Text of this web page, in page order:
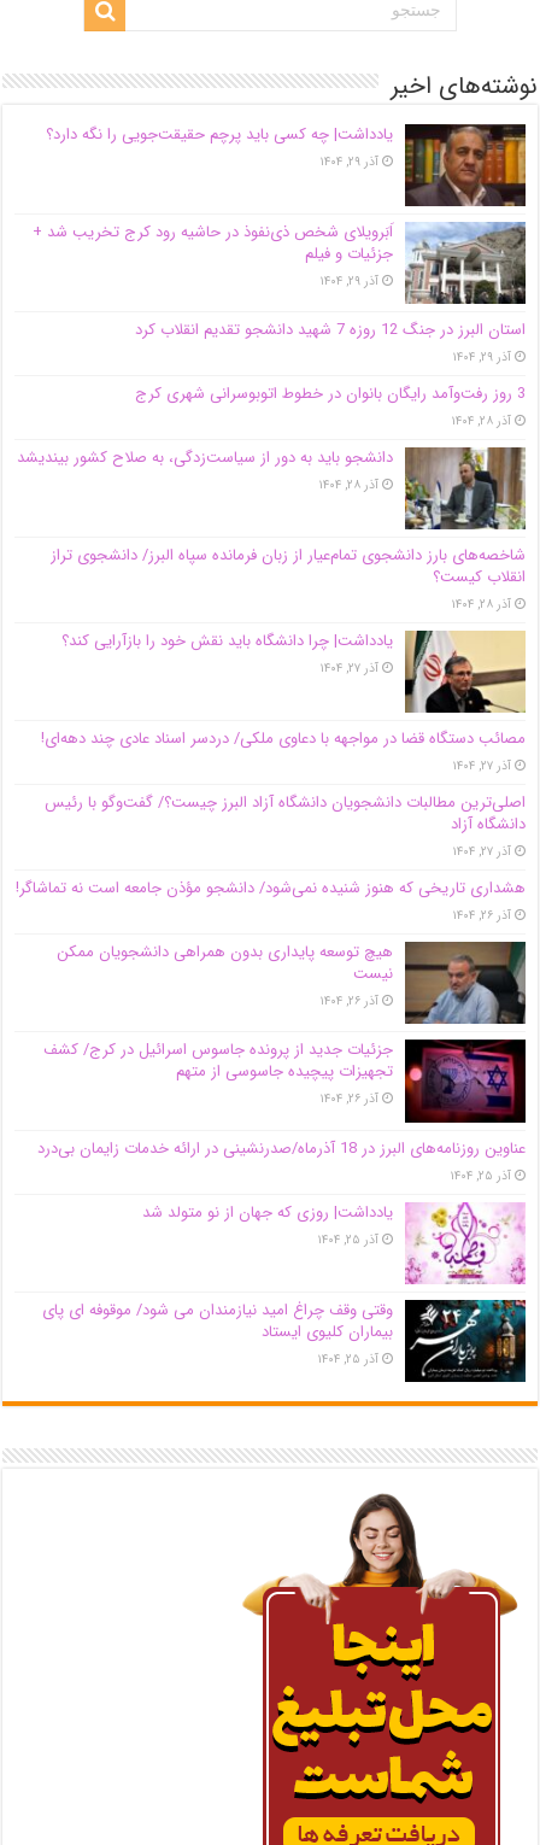
نوشته‌های اخیر
یادداشت| ‌چه کسی باید پرچم حقیقت‌جویی را نگه دارد؟
آذر ۲۹, ۱۴۰۴
اَبَر‌ویلای شخص ذی‌نفوذ در حاشیه‌ رود کرج تخریب شد +
جزئیات و فیلم
آذر ۲۹, ۱۴۰۴
استان البرز در جنگ 12 روزه 7 شهید دانشجو تقدیم انقلاب کرد
آذر ۲۹, ۱۴۰۴
3 روز رفت‌وآمد رایگان بانوان در خطوط اتوبوسرانی شهری کرج
آذر ۲۸, ۱۴۰۴
دانشجو باید به دور از سیاست‌زدگی، به صلاح کشور بیندیشد
آذر ۲۸, ۱۴۰۴
شاخصه‌های بارز دانشجوی تمام‌عیار از زبان فرمانده سپاه البرز/ دانشجوی تراز
انقلاب کیست؟
آذر ۲۸, ۱۴۰۴
یادداشت| چرا دانشگاه باید نقش خود را بازآرایی کند؟
آذر ۲۷, ۱۴۰۴
مصائب دستگاه قضا در مواجهه با دعاوی ملکی/ دردسر اسناد عادی چند‌ دهه‌ای!
آذر ۲۷, ۱۴۰۴
اصلی‌ترین مطالبات دانشجویان دانشگاه آزاد البرز چیست؟/ گفت‌وگو با رئیس
دانشگاه آز‌اد
آذر ۲۷, ۱۴۰۴
هشداری تاریخی که هنوز شنیده نمی‌شود/ دانشجو مؤذن جامعه است نه تماشاگر!
آذر ۲۶, ۱۴۰۴
هیچ توسعه پایداری بدون همراهی دانشجویان ممکن
نیست
آذر ۲۶, ۱۴۰۴
جزئیات جدید از پرونده جاسوس اسرائیل در کرج/‌ کشف
تجهیزات پیچیده جاسوسی از متهم
آذر ۲۶, ۱۴۰۴
عناوین روزنامه‌های البرز در ‌18 آذرماه/صدرنشینی در ارائه خدمات زایمان بی‌درد
آذر ۲۵, ۱۴۰۴
یادداشت| روزی که جهان از نو متولد شد
آذر ۲۵, ۱۴۰۴
وقتی وقف چراغ امید نیازمندان می شود/ موقوفه ای پای
بیماران کلیوی ایستاد
آذر ۲۵, ۱۴۰۴